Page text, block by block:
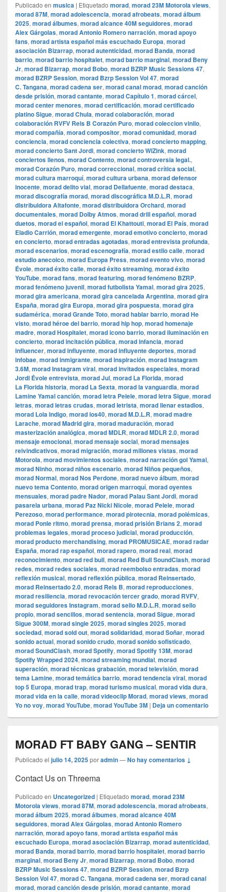
Publicado en musica | Etiquetado morad, morad 23M Motorola views,
morad 87M, morad adolescencia, morad afrobeats, morad álbum
2025, morad álbumes, morad alcance 40M seguidores, morad
Alex Gárgolas, morad Antonio Romero narración, morad apoyo
fans, morad artista español más escuchado Europa, morad
asociación Bizarrap, morad autenticidad, morad Banda, morad
barrio, morad barrio hospitalet, morad barrio marginal, morad Beny
Jr, morad Bizarrap, morad Bobo, morad BZRP Music Sessions 47,
morad BZRP Session, morad Bzrp Session Vol 47, morad
C. Tangana, morad cadena ser, morad canal morad, morad canción
desde prisión, morad cantante, morad Capítulo 1, morad cárcel,
morad center menores, morad certificación, morad certificado
platino Sigue, morad Chula, morad colaboración, morad
colaboración RVFV Rels B Corazón Puro, morad coleccion vinilo,
morad compañía, morad compositor, morad comunidad, morad
conciencia, morad conciencia colectiva, morad concierto mapping,
morad concierto Sant Jordi, morad concierto WiZink, morad
conciertos llenos, morad Contento, morad controversia legal.,
morad Corazón Puro, morad correccional, morad crítica social,
morad cultura marroquí, morad cultura urbana, morad defensor
inocente, morad delito vial, morad Dellafuente, morad destaca,
morad discografía morad, morad discográfica M.D.L.R, morad
distribuidora Altafonte, morad distribuidora Orchard, morad
documentales, morad Dolby Atmos, morad drill español, morad
duetos, morad el español, morad El Khattouti, morad El País, morad
Eladio Carrión, morad emergente, morad emotivo concierto, morad
en concierto, morad entradas agotadas, morad entrevista profunda,
morad escenarios, morad escenografía, morad estilo calle, morad
estudio anecoico, morad Europa Press, morad evento vivo, morad
Évole, morad éxito calle, morad éxito streaming, morad éxito
YouTube, morad fans, morad featuring, morad fenómeno BZRP,
morad fenómeno juvenil, morad futbolista Yamal, morad gira 2025,
morad gira americana, morad gira cancelada Argentina, morad gira
España, morad gira Europa, morad gira pospuesta, morad gira
sudamérica, morad Grande Toto, morad hablar barrio, morad He
visto, morad héroe del barrio, morad hip hop, morad homenaje
madre, morad Hospitalet, morad icono barrio, morad iluminación en
concierto, morad incitación pública, morad infancia, morad
influencer, morad influyente, morad influyente deportes, morad
infobae, morad inmigrante, morad inspiración, morad Instagram
3.6M, morad Instagram viral, morad invitados especiales, morad
Jordi Évole entrevista, morad Jul, morad La Florida, morad
La Florida historia, morad La Sexta, morad la vanguardia, morad
Lamine Yamal canción, morad letra Pelele, morad letra Sigue, morad
letras, morad letras crudas, morad letrista, morad llenar estadios,
morad Lola Indigo, morad los40, morad M.D.L.R, morad madre
Larache, morad Madrid gira, morad maduración, morad
masterización analógica, morad MDLR, morad MDLR 2.0, morad
mensaje emocional, morad mensaje social, morad mensajes
reivindicativos, morad migración, morad millones vistas, morad
Motorola, morad movimientos sociales, morad narración gol Yamal,
morad Ninho, morad niños escenario, morad Niños pequeños,
morad Normal, morad Nos Perdone, morad nuevo álbum, morad
nuevo tema Contento, morad origen marroquí, morad oyentes
mensuales, morad padre Nador, morad Palau Sant Jordi, morad
pasarela urbana, morad Paz Nicki Nicole, morad Pelele, morad
Perezoso, morad performance, morad pirotecnia, morad polémicas,
morad Ponle ritmo, morad prensa, morad prisión Brians 2, morad
problemas legales, morad proceso judicial, morad producción,
morad producto merchandising, morad PROMUSICAE, morad radar
España, morad rap español, morad rapero, morad real, morad
reconocimiento, morad red bull, morad Red Bull SoundClash, morad
redes, morad redes sociales, morad reembolso entradas, morad
reflexión musical, morad reflexión pública, morad Reinsertado,
morad Reinsertado 2.0, morad Rels B, morad reproducciones,
morad resiliencia, morad revocación tercer grado, morad RVFV,
morad seguidores Instagram, morad sello M.D.L.R, morad sello
propio, morad sencillos, morad sentencia, morad Sigue, morad
Sigue 300M, morad single 2025, morad singles 2025, morad
sociedad, morad sold out, morad solidaridad, morad Soñar, morad
sonido actual, morad sonido crudo, morad sonido sofisticado,
morad SoundClash, morad Spotify, morad Spotify 13M, morad
Spotify Wrapped 2024, morad streaming mundial, morad
superación, morad técnicas grabación, morad televisión, morad
tema Lamine, morad temática barrio, morad tendencia viral, morad
top 5 Europa, morad trap, morad turismo musical, morad vida dura,
morad vida en la calle, morad videocli‏p Morad, morad views, morad
Yo no voy, morad YouTube, morad YouTube 3M | Deja un comentario
MORAD FT BABY GANG – SENTIR
Publicado el julio 14, 2025poradmin—No hay comentarios ↓
Contact Us on Threema
Publicado en Uncategorized | Etiquetado morad, morad 23M
Motorola views, morad 87M, morad adolescencia, morad afrobeats,
morad álbum 2025, morad álbumes, morad alcance 40M
seguidores, morad Alex Gárgolas, morad Antonio Romero
narración, morad apoyo fans, morad artista español más
escuchado Europa, morad asociación Bizarrap, morad autenticidad,
morad Banda, morad barrio, morad barrio hospitalet, morad barrio
marginal, morad Beny Jr, morad Bizarrap, morad Bobo, morad
BZRP Music Sessions 47, morad BZRP Session, morad Bzrp
Session Vol 47, morad C. Tangana, morad cadena ser, morad canal
morad, morad canción desde prisión, morad cantante, morad